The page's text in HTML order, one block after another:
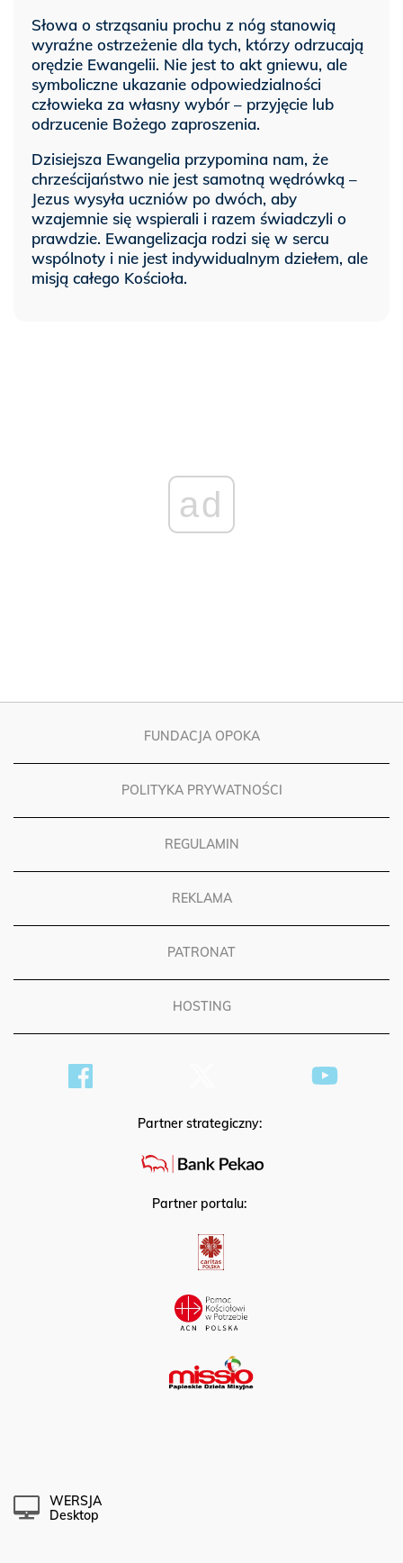
Słowa o strząsaniu prochu z nóg stanowią
wyraźne ostrzeżenie dla tych, którzy odrzucają
orędzie Ewangelii. Nie jest to akt gniewu, ale
symboliczne ukazanie odpowiedzialności
człowieka za własny wybór – przyjęcie lub
odrzucenie Bożego zaproszenia.
Dzisiejsza Ewangelia przypomina nam, że
chrześcijaństwo nie jest samotną wędrówką –
Jezus wysyła uczniów po dwóch, aby
wzajemnie się wspierali i razem świadczyli o
prawdzie. Ewangelizacja rodzi się w sercu
wspólnoty i nie jest indywidualnym dziełem, ale
misją całego Kościoła.
ad
FUNDACJA OPOKA
POLITYKA PRYWATNOŚCI
REGULAMIN
REKLAMA
PATRONAT
HOSTING
Partner strategiczny:
Partner portalu:
WERSJA
Desktop